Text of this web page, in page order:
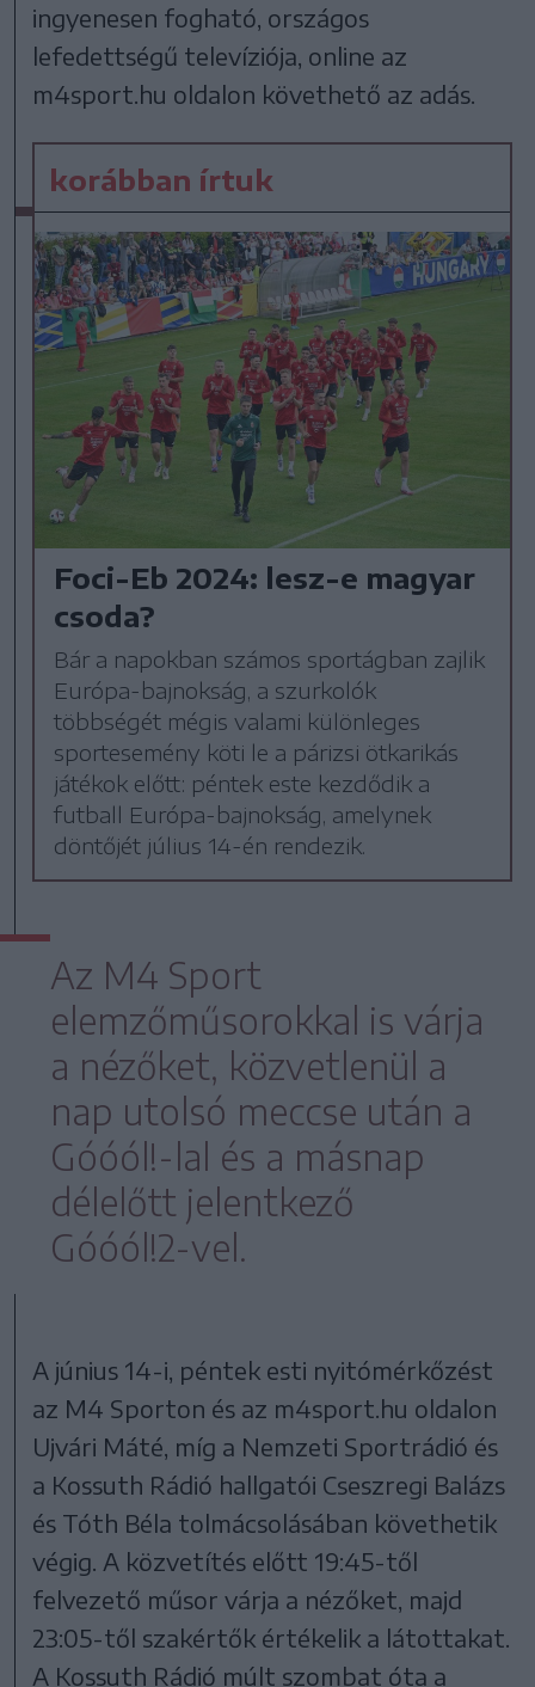
ingyenesen fogható, országos
lefedettségű televíziója, online az
m4sport.hu oldalon követhető az adás.
korábban írtuk
Foci-Eb 2024: lesz-e magyar
csoda?
Bár a napokban számos sportágban zajlik
Európa-bajnokság, a szurkolók
többségét mégis valami különleges
sportesemény köti le a párizsi ötkarikás
játékok előtt: péntek este kezdődik a
futball Európa-bajnokság, amelynek
döntőjét július 14-én rendezik.
Az M4 Sport
elemzőműsorokkal is várja
a nézőket, közvetlenül a
nap utolsó meccse után a
Góóól!-lal és a másnap
délelőtt jelentkező
Góóól!2-vel.
A június 14-i, péntek esti nyitómérkőzést
az M4 Sporton és az m4sport.hu oldalon
Ujvári Máté, míg a Nemzeti Sportrádió és
a Kossuth Rádió hallgatói Cseszregi Balázs
és Tóth Béla tolmácsolásában követhetik
végig. A közvetítés előtt 19:45-től
felvezető műsor várja a nézőket, majd
23:05-től szakértők értékelik a látottakat.
A Kossuth Rádió múlt szombat óta a